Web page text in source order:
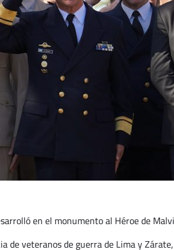
en el monumento al Héroe de
de veteranos de guerra de Lima y